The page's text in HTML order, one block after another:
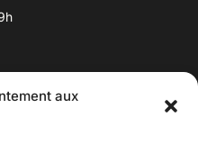
aux